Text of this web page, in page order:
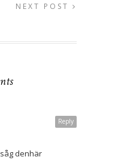
NEXT POST
Reply
denhär